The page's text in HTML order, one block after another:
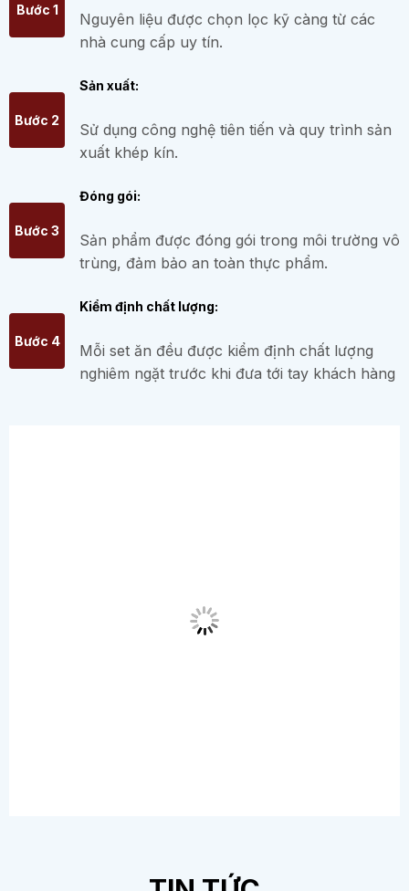
Bước 1
Nguyên liệu được chọn lọc kỹ càng từ các
nhà cung cấp uy tín.
Bước 2
Sản xuất:
Sử dụng công nghệ tiên tiến và quy trình sản
xuất khép kín.
Bước 3
Đóng gói:
Sản phẩm được đóng gói trong môi trường vô
trùng, đảm bảo an toàn thực phẩm.
Bước 4
Kiểm định chất lượng:
Mỗi set ăn đều được kiểm định chất lượng
nghiêm ngặt trước khi đưa tới tay khách hàng